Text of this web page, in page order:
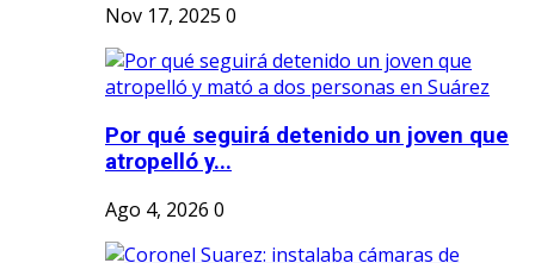
Nov 17, 2025 0
Por qué seguirá detenido un joven que
atropelló y...
Ago 4, 2026 0